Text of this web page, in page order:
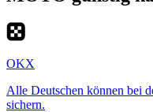
OKX
Alle Deutschen können bei
sichern.